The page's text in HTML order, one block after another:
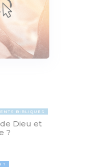
BIBLIQUES
Dieu et
?
?